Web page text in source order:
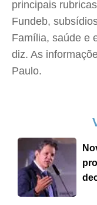
principais
Fundeb,
Família, saúde e
diz. As
Paulo.